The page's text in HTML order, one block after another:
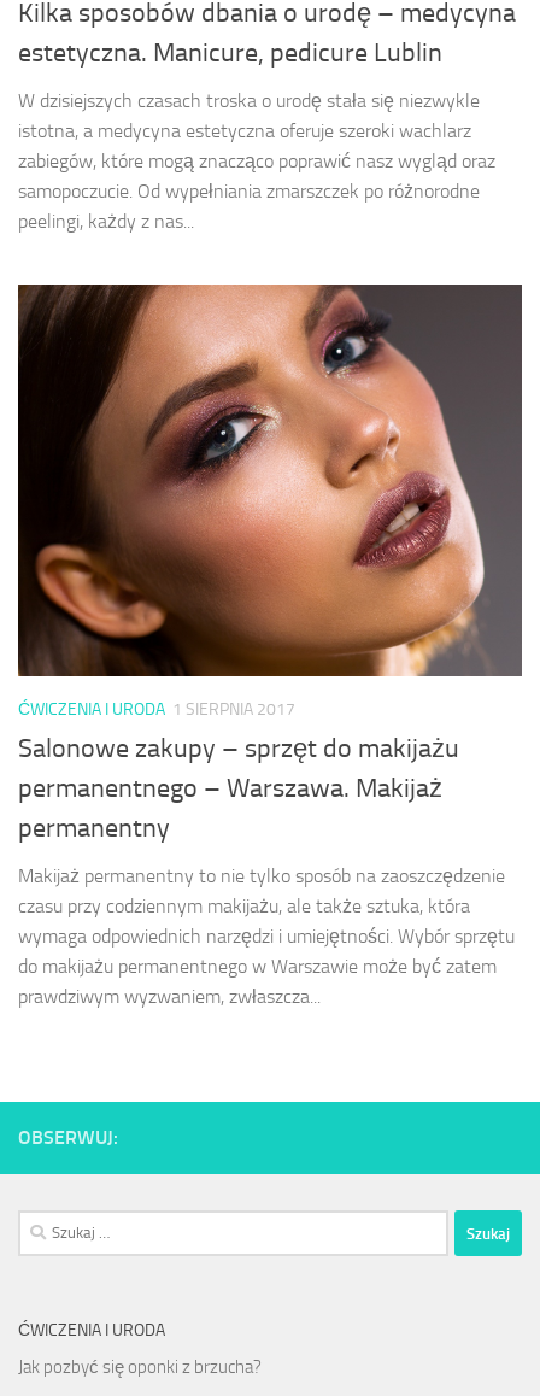
Kilka sposobów dbania o urodę – medycyna
estetyczna. Manicure, pedicure Lublin
W dzisiejszych czasach troska o urodę stała się niezwykle
istotna, a medycyna estetyczna oferuje szeroki wachlarz
zabiegów, które mogą znacząco poprawić nasz wygląd oraz
samopoczucie. Od wypełniania zmarszczek po różnorodne
peelingi, każdy z nas...
ĆWICZENIA I URODA 1 SIERPNIA 2017
Salonowe zakupy – sprzęt do makijażu
permanentnego – Warszawa. Makijaż
permanentny
Makijaż permanentny to nie tylko sposób na zaoszczędzenie
czasu przy codziennym makijażu, ale także sztuka, która
wymaga odpowiednich narzędzi i umiejętności. Wybór sprzętu
do makijażu permanentnego w Warszawie może być zatem
prawdziwym wyzwaniem, zwłaszcza...
OBSERWUJ:
Szukaj:
ĆWICZENIA I URODA
Jak pozbyć się oponki z brzucha?